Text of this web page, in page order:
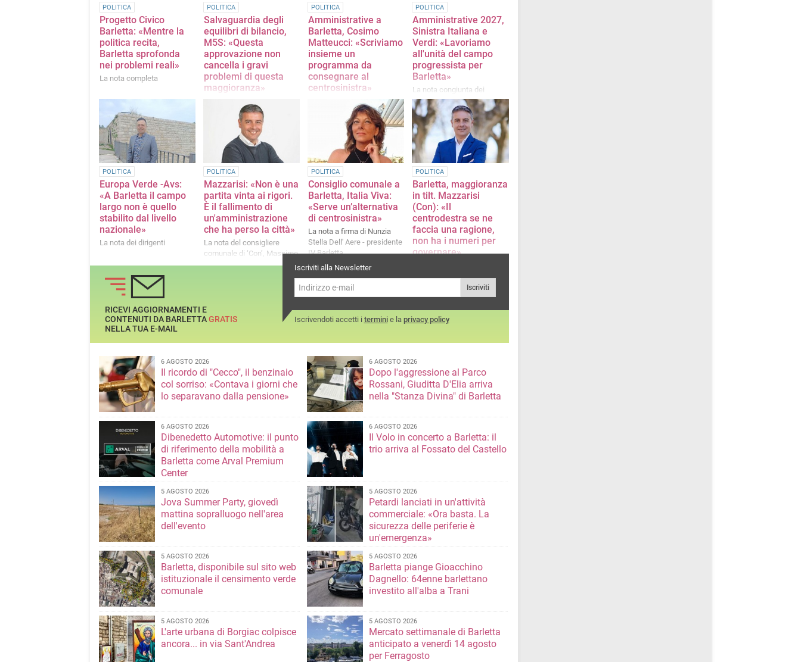
POLITICA
Progetto Civico
Barletta: «Mentre la
politica recita,
Barletta sprofonda
nei problemi reali»
La nota completa
POLITICA
Salvaguardia degli
equilibri di bilancio,
M5S: «Questa
approvazione non
cancella i gravi
problemi di questa
maggioranza»
Stelle Barletta
POLITICA
Amministrative a
Barletta, Cosimo
Matteucci: «Scriviamo
insieme un
programma da
consegnare al
centrosinistra»
prossime elezioni comunali.
Dobbiamo partire dai
bisogni reali delle persone»
POLITICA
Amministrative 2027,
Sinistra Italiana e
Verdi: «Lavoriamo
all'unità del campo
progressista per
Barletta»
La nota congiunta dei
segretari cittadini
POLITICA
Europa Verde -Avs:
«A Barletta il campo
largo non è quello
stabilito dal livello
nazionale»
La nota dei dirigenti
POLITICA
Mazzarisi: «Non è una
partita vinta ai rigori.
È il fallimento di
un'amministrazione
che ha perso la città»
La nota del consigliere
comunale di ‘Con’, Massimo
Mazzarisi
POLITICA
Consiglio comunale a
Barletta, Italia Viva:
«Serve un’alternativa
di centrosinistra»
La nota a firma di Nunzia
Stella Dell' Aere - presidente
IV Barletta
POLITICA
Barletta, maggioranza
in tilt. Mazzarisi
(Con): «Il
centrodestra se ne
faccia una ragione,
non ha i numeri per
governare»
Iscriviti alla Newsletter
Iscriviti
Iscrivendoti accetti i terminie la privacy policy
RICEVI AGGIORNAMENTI E
CONTENUTI DA BARLETTAGRATIS
NELLA TUA E-MAIL
6 AGOSTO 2026
Il ricordo di "Cecco", il benzinaio
col sorriso: «Contava i giorni che
lo separavano dalla pensione»
6 AGOSTO 2026
Dopo l'aggressione al Parco
Rossani, Giuditta D'Elia arriva
nella "Stanza Divina" di Barletta
6 AGOSTO 2026
Dibenedetto Automotive: il punto
di riferimento della mobilità a
Barletta come Arval Premium
Center
6 AGOSTO 2026
Il Volo in concerto a Barletta: il
trio arriva al Fossato del Castello
5 AGOSTO 2026
Jova Summer Party, giovedì
mattina sopralluogo nell'area
dell'evento
5 AGOSTO 2026
Petardi lanciati in un'attività
commerciale: «Ora basta. La
sicurezza delle periferie è
un'emergenza»
5 AGOSTO 2026
Barletta, disponibile sul sito web
istituzionale il censimento verde
comunale
5 AGOSTO 2026
Barletta piange Gioacchino
Dagnello: 64enne barlettano
investito all'alba a Trani
5 AGOSTO 2026
L'arte urbana di Borgiac colpisce
ancora... in via Sant'Andrea
5 AGOSTO 2026
Mercato settimanale di Barletta
anticipato a venerdì 14 agosto
per Ferragosto